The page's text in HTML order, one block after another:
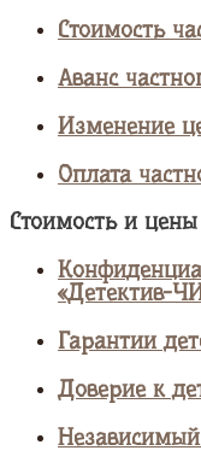
Стоимость
Аванс
Изменение
Оплата
Стоимость и цены
«Детектив-
Гарантии
Доверие к
Независимый